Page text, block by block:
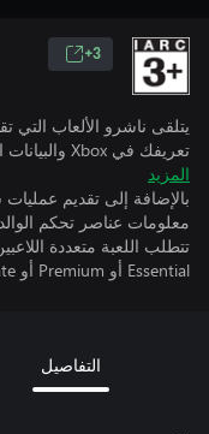
3+
يتلقى ناشرو الألعاب
تعريفك في Xbox والبيانات المقترنة بينما تمارس الألعاب.
المزيد
بالإضافة إلى تقديم
معلومات عناصر تحكم
Essential أو Premium أو Ultimate (اشتراكات تُباع بشكل منفصل).
التفاصيل